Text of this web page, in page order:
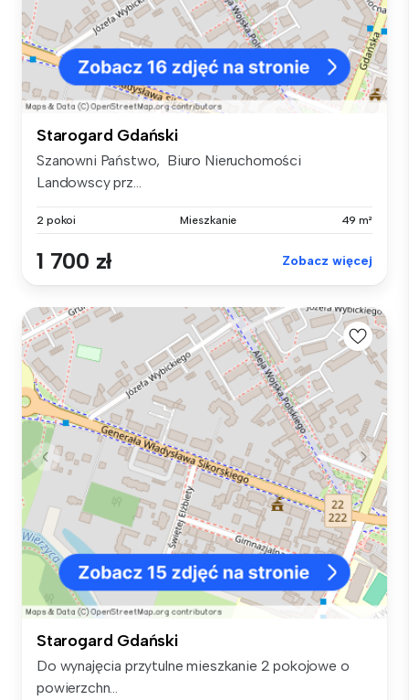
Starogard Gdański
Szanowni Państwo, Biuro Nieruchomości
Landowscy prz...
2 pokoi Mieszkanie 49 m²
1 700 zł Zobacz więcej
Starogard Gdański
Do wynajęcia przytulne mieszkanie 2 pokojowe o
powierzchn...